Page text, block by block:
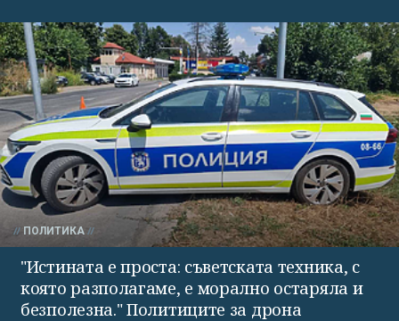
ПОЛИТИКА
"Истината е проста: съветската техника, с
която разполагаме, е морално остаряла и
безполезна." Политиците за дрона